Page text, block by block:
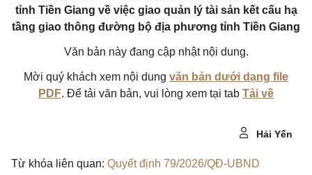
tỉnh Tiền Giang về việc giao quản lý tài sản kết cấu hạ
tầng giao thông đường bộ địa phương tỉnh Tiền Giang
Văn bản này đang cập nhật nội dung.
Mời quý khách xem nội dung văn bản dưới dạng file
PDF. Để tải văn bản, vui lòng xem tại tab Tải về
Hải Yến
Từ khóa liên quan: Quyết định 79/2026/QĐ-UBND